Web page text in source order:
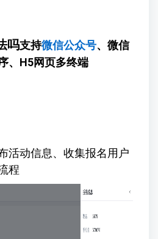
吗支持微信公众号、微信
、H5网页多终端
活动信息、收集报名用户
程